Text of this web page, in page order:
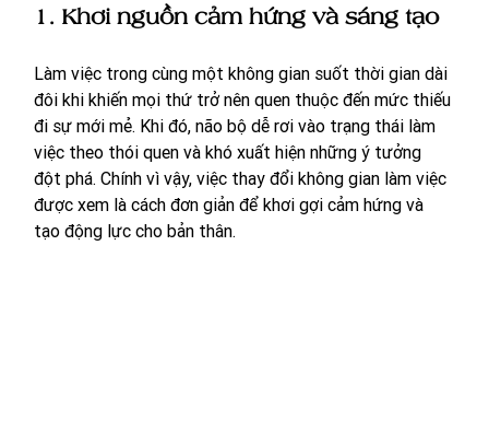
1. Khơi nguồn cảm hứng và sáng tạo
Làm việc trong cùng một không gian suốt thời gian dài
đôi khi khiến mọi thứ trở nên quen thuộc đến mức thiếu
đi sự mới mẻ. Khi đó, não bộ dễ rơi vào trạng thái làm
việc theo thói quen và khó xuất hiện những ý tưởng
đột phá. Chính vì vậy, việc thay đổi không gian làm việc
được xem là cách đơn giản để khơi gợi cảm hứng và
tạo động lực cho bản thân.